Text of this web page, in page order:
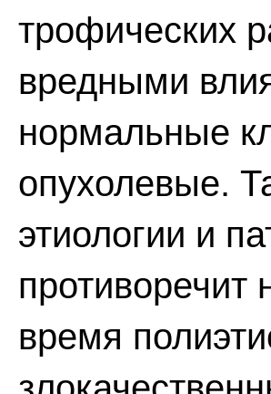
трофических
вредными
нормальные
опухолевые.
этиологии и
противоречит
время